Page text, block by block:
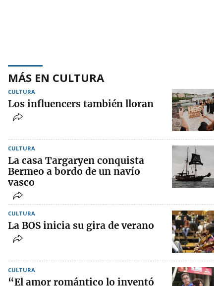
MÁS EN CULTURA
CULTURA
Los influencers también lloran
CULTURA
La casa Targaryen conquista
Bermeo a bordo de un navío
vasco
CULTURA
La BOS inicia su gira de verano
CULTURA
“El amor romántico lo inventó